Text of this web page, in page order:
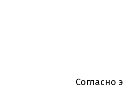
Согласно